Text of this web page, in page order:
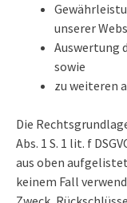
unserer
Auswertung
sowie
zu weiteren
Die
Abs. 1 S. 1 lit. f
aus oben
keinem Fall